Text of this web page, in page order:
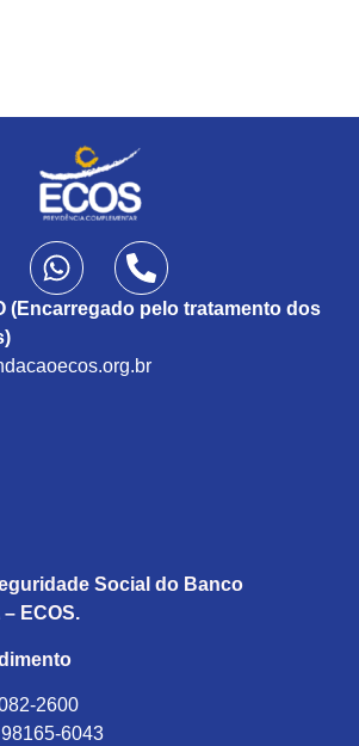
(Encarregado pelo tratamento dos
Social do Banco
ECOS.
2600
6043